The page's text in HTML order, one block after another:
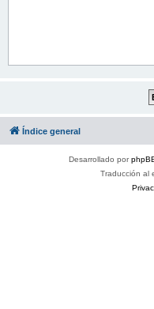
Índice general
Desarrollado por
Traducción al